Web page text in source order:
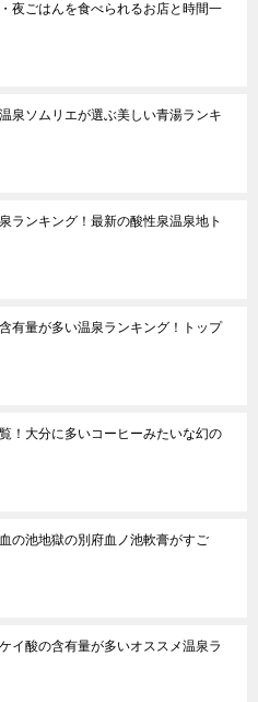
夜ごはんを食べられるお店と時間一
泉ソムリエが選ぶ美しい青湯ランキ
ランキング！最新の酸性泉温泉地ト
有量が多い温泉ランキング！トップ
！大分に多いコーヒーみたいな幻の
の池地獄の別府血ノ池軟膏がすご
イ酸の含有量が多いオススメ温泉ラ